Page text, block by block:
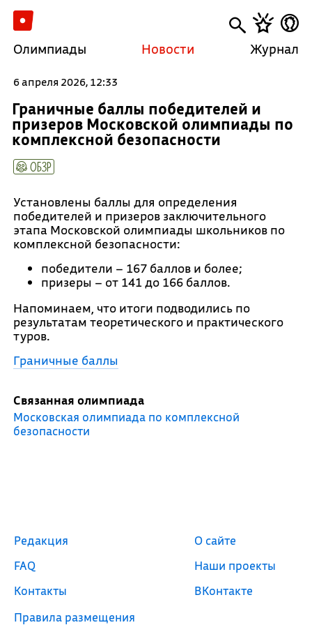
Олимпиады Новости Журнал
6 апреля 2026, 12:33
Граничные баллы победителей и
призеров Московской олимпиады по
комплексной безопасности
ОБЗР
Установлены баллы для определения
победителей и призеров заключительного
этапа Московской олимпиады школьников по
комплексной безопасности:
победители – 167 баллов и более;
призеры – от 141 до 166 баллов.
Напоминаем, что итоги подводились по
результатам теоретического и практического
туров.
Граничные баллы
Связанная олимпиада
Московская олимпиада по комплексной
безопасности
Редакция
FAQ
Контакты
Правила размещения
О сайте
Наши проекты
ВКонтакте